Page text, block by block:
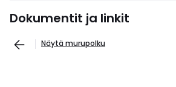
Dokumentit ja linkit
Näytä murupolku